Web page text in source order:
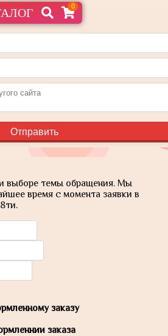
выборе темы обращения. Мы
время с момента заявки в
заказу
заказа
0